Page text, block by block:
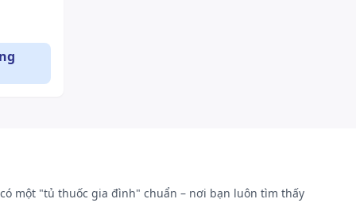
một "tủ thuốc gia đình" chuẩn – nơi bạn luôn tìm thấy